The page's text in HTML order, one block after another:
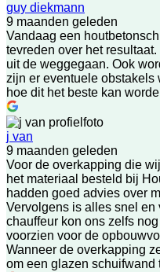
guy diekmann
9 maanden geleden
Vandaag een
tevreden over het
uit de weggegaan. Ook
zijn er eventuele obstakels
hoe dit het beste kan
j van
9 maanden geleden
Voor de overkapping die
het materiaal besteld bij
hadden goed advies over
Vervolgens is alles snel
chauffeur kon ons zelfs
voorzien voor de
Wanneer de overkapping
om een glazen schuifwand